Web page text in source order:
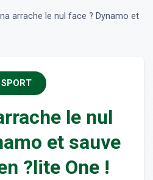
arrache le nul face ? Dynamo et
SPORT
le nul
et sauve
?lite One !